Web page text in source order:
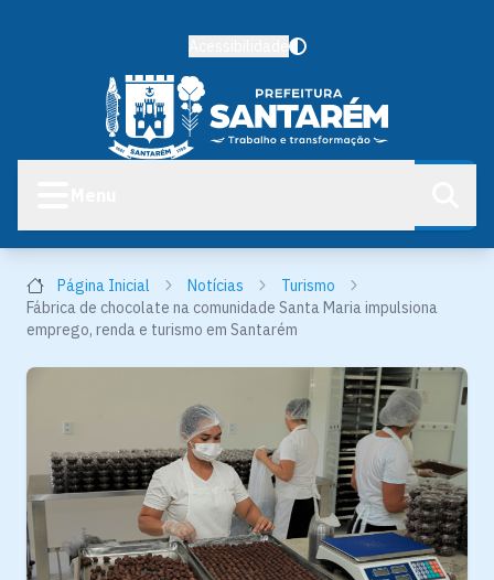
Página Inicial Notícias
Turismo
Fábrica de chocolate na comunidade Santa Maria impulsiona
emprego, renda e turismo em Santarém